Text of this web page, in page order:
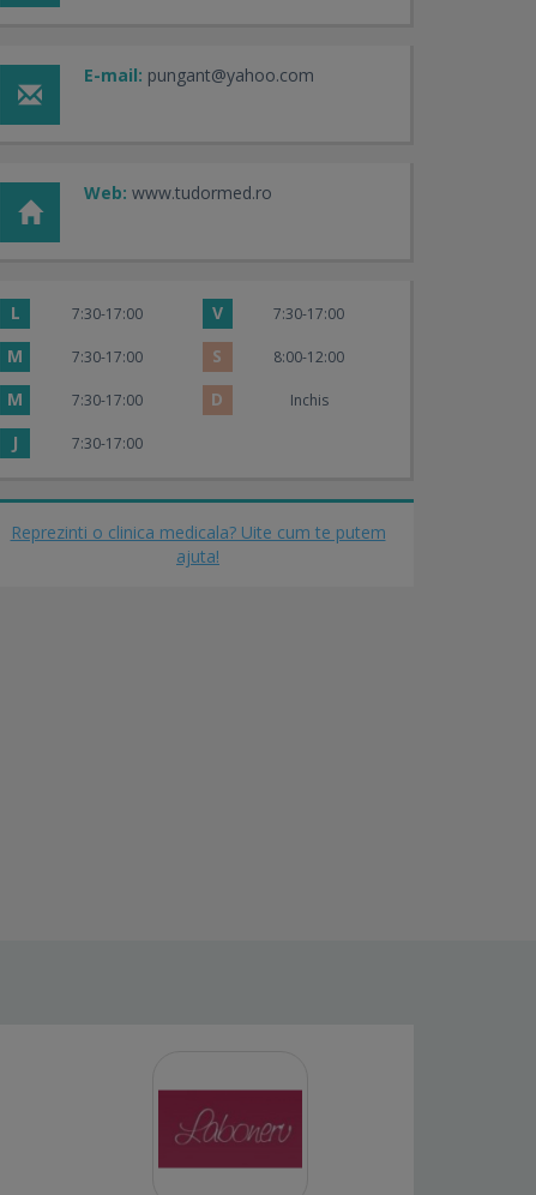
E-mail: pungant@yahoo.com
Web: www.tudormed.ro
L 7:30-17:00 V 7:30-17:00
M 7:30-17:00 S 8:00-12:00
M 7:30-17:00 D Inchis
J 7:30-17:00
Reprezinti o clinica medicala? Uite cum te putem
ajuta!